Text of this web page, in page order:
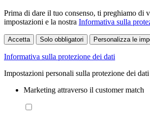
Prima di dare il tuo consenso, ti preghiamo di
impostazioni e la nostra Informativa sulla
Accetta Solo obbligatori Personalizza le
Informativa sulla protezione dei dati
Impostazioni personali sulla protezione dei dati
Marketing attraverso il customer match